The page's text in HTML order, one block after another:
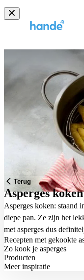
Terug
Asperges koken
Asperges koken: staand
diepe pan. Ze zijn het
met asperges dus
Recepten met gekookte
Zo kook je asperges
Producten
Meer inspiratie